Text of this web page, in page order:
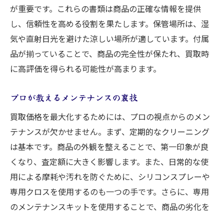
が重要です。これらの書類は商品の正確な情報を提供
し、信頼性を高める役割を果たします。保管場所は、湿
気や直射日光を避けた涼しい場所が適しています。付属
品が揃っていることで、商品の完全性が保たれ、買取時
に高評価を得られる可能性が高まります。
プロが教えるメンテナンスの裏技
買取価格を最大化するためには、プロの視点からのメン
テナンスが欠かせません。まず、定期的なクリーニング
は基本です。商品の外観を整えることで、第一印象が良
くなり、査定額に大きく影響します。また、日常的な使
用による摩耗や汚れを防ぐために、シリコンスプレーや
専用クロスを使用するのも一つの手です。さらに、専用
のメンテナンスキットを使用することで、商品の劣化を